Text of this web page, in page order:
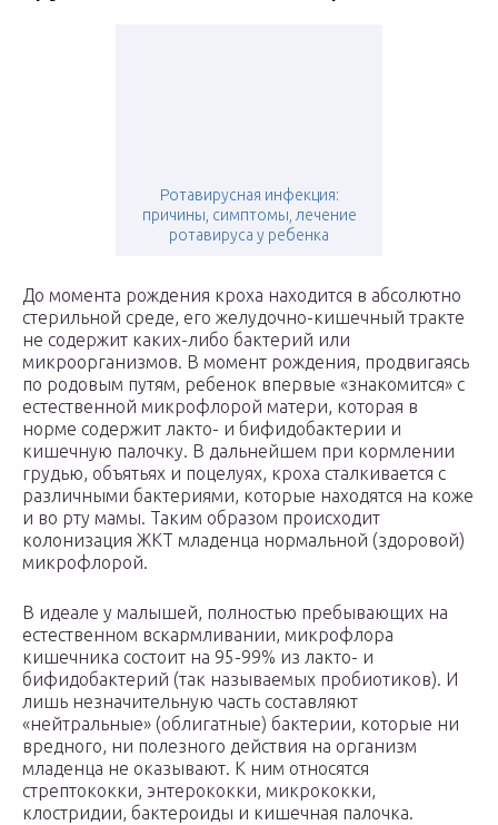
Ротавирусная инфекция:
причины, симптомы, лечение
ротавируса у ребенка
До момента рождения кроха находится в абсолютно
стерильной среде, его желудочно-кишечный тракте
не содержит каких-либо бактерий или
микроорганизмов. В момент рождения, продвигаясь
по родовым путям, ребенок впервые «знакомится» с
естественной микрофлорой матери, которая в
норме содержит лакто- и бифидобактерии и
кишечную палочку. В дальнейшем при кормлении
грудью, объятьях и поцелуях, кроха сталкивается с
различными бактериями, которые находятся на коже
и во рту мамы. Таким образом происходит
колонизация ЖКТ младенца нормальной (здоровой)
микрофлорой.
В идеале у малышей, полностью пребывающих на
естественном вскармливании, микрофлора
кишечника состоит на 95-99% из лакто- и
бифидобактерий (так называемых пробиотиков). И
лишь незначительную часть составляют
«нейтральные» (облигатные) бактерии, которые ни
вредного, ни полезного действия на организм
младенца не оказывают. К ним относятся
стрептококки, энтерококки, микрококки,
клостридии, бактероиды и кишечная палочка.